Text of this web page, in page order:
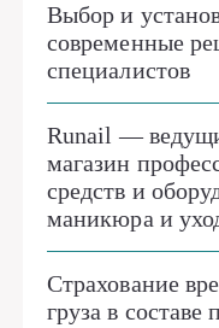
Выбор и
современные
специалистов
Runail —
магазин
средств и
маникюра и
Страхование
груза в составе